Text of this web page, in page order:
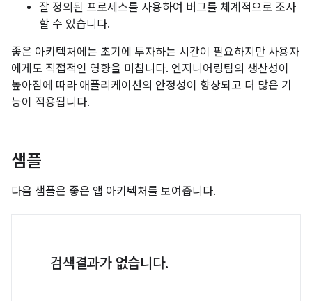
잘 정의된 프로세스를 사용하여 버그를 체계적으로 조사
할 수 있습니다.
좋은 아키텍처에는 초기에 투자하는 시간이 필요하지만 사용자
에게도 직접적인 영향을 미칩니다. 엔지니어링팀의 생산성이
높아짐에 따라 애플리케이션의 안정성이 향상되고 더 많은 기
능이 적용됩니다.
샘플
다음 샘플은 좋은 앱 아키텍처를 보여줍니다.
검색결과가 없습니다.